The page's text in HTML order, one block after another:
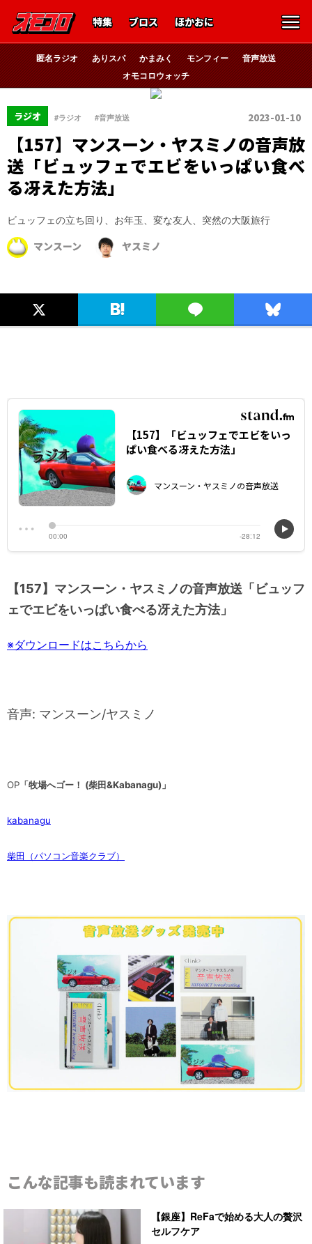
特集 ブロス ほかおに
匿名ラジオ ありスパ かまみく モンフィー
音声放送
オモコロウォッチ
ラジオ #ラジオ #音声放送 2023-01-10
【157】マンスーン・ヤスミノの音声放
送「ビュッフェでエビをいっぱい食べ
る冴えた方法」
ビュッフェの立ち回り、お年玉、変な友人、突然の大阪旅行
マンスーン
ヤスミノ
【157】マンスーン・ヤスミノの音声放送「ビュッフ
ェでエビをいっぱい食べる冴えた方法」
※ダウンロードはこちらから
音声: マンスーン/ヤスミノ
OP 「牧場へゴー！ (柴田&Kabanagu)」
kabanagu
柴田（パソコン音楽クラブ）
こんな記事も読まれています
【銀座】ReFaで始める大人の贅沢
セルフケア